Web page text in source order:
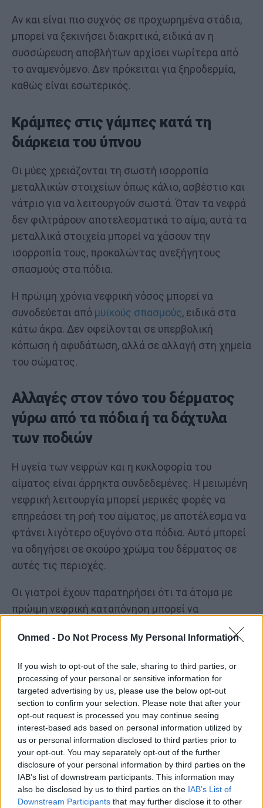
Onmed - Do Not Process My Personal Information
If you wish to opt-out of the sale, sharing to third parties, or
processing of your personal or sensitive information for
targeted advertising by us, please use the below opt-out
section to confirm your selection. Please note that after your
opt-out request is processed you may continue seeing
interest-based ads based on personal information utilized by
us or personal information disclosed to third parties prior to
your opt-out. You may separately opt-out of the further
disclosure of your personal information by third parties on the
IAB’s list of downstream participants. This information may
also be disclosed by us to third parties on the IAB’s List of
Downstream Participants that may further disclose it to other
Αν και είναι πιο συχνός σε προχωρημένα στάδια,
μπορεί να ξεκινήσει διακριτικά, ειδικά αν η
συσσώρευση αποβλήτων αρχίσει νωρίτερα από
το αναμενόμενο. Δεν πρόκειται για ξηροδερμία,
καθώς είναι εσωτερικός.
Κράμπες στις γάμπες κατά τη
διάρκεια του ύπνου
Οι μύες χρειάζονται τη σωστή ισορροπία
μεταλλικών στοιχείων όπως κάλιο, ασβέστιο και
νάτριο για να λειτουργούν σωστά. Όταν τα νεφρά
δεν φιλτράρουν αποτελεσματικά το αίμα, αυτά τα
μεταλλικά στοιχεία μπορεί να χάσουν την
ισορροπία τους, προκαλώντας ανεξήγητους
σπασμούς στα πόδια.
Η πρώιμη χρόνια νεφρική νόσος μπορεί να
συνοδεύεται από μυϊκούς σπασμούς, ειδικά στα
κάτω άκρα. Δεν οφείλονται σε υπερβολική
κόπωση ή αφυδάτωση, αλλά σε αλλαγή στη χημεία
του σώματος.
Αλλαγές στον τόνο του δέρματος
γύρω από τα πόδια ή τα δάχτυλα
των ποδιών
Η υγεία των νεφρών και η κυκλοφορία του
αίματος είναι άρρηκτα συνδεδεμένες. Η μειωμένη
νεφρική λειτουργία μπορεί μερικές φορές να
επηρεάσει τη ροή του αίματος, με αποτέλεσμα να
φτάνει λιγότερο οξυγόνο στα πόδια. Αυτό μπορεί
να οδηγήσει σε σκούρο χρώμα του δέρματος σε
αυτές τις περιοχές.
Oι γιατροί έχουν παρατηρήσει ότι τα άτομα με
πρώιμη νεφρική καταπόνηση μπορεί να
δέρματος, οι οποίες συχνά παραβλέπονται ή
μώλωπες, αλλά για αντίδραση της κυκλοφορίας
του αίματος.